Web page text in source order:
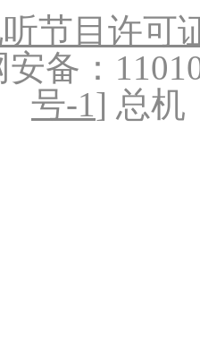
节目许可
备：
号-1] 总机